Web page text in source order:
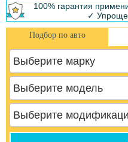
100% гарантия
✓
Подбор по авто
Выберите марку
Выберите модель
Выберите